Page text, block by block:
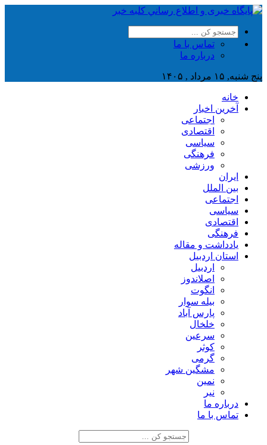
تماس با ما
درباره ما
پنج شنبه, ۱۵ مرداد , ۱۴۰۵
خانه
آخرین اخبار
اجتماعی
اقتصادی
سیاسی
فرهنگی
ورزشی
ایران
بین الملل
اجتماعی
سیاسی
اقتصادی
فرهنگی
یادداشت و مقاله
استان اردبیل
اردبیل
اصلاندوز
انگوت
بیله سوار
پارس آباد
خلخال
سرعین
کوثر
گرمی
مشگین شهر
نمین
نیر
درباره ما
تماس با ما